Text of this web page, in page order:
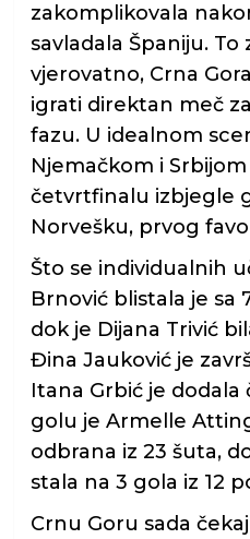
zakomplikovala
savladala Španiju. To
vjerovatno, Crna
igrati direktan meč
fazu. U idealnom
Njemačkom i Srbijom
četvrtfinalu izbjegle
Norvešku, prvog
Što se individualnih
Brnović blistala je sa
dok je Dijana Trivić
Đina Jauković je
Itana Grbić je dodala
golu je Armelle
odbrana iz 23 šuta,
stala na 3 gola iz 12
Crnu Goru sada